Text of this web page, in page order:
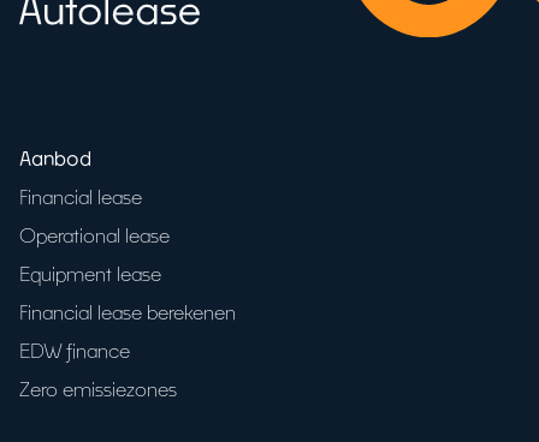
Aanbod
Financial lease
Operational lease
Equipment lease
Financial lease berekenen
EDW finance
Zero emissiezones